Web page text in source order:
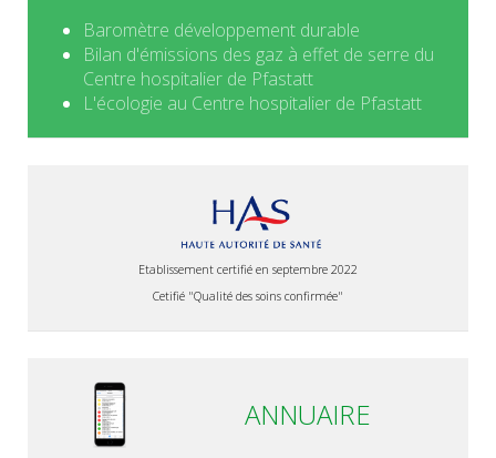
Baromètre développement durable
Bilan d'émissions des gaz à effet de serre du
Centre hospitalier de Pfastatt
L'écologie au Centre hospitalier de Pfastatt
Etablissement certifié en septembre 2022
Cetifié "Qualité des soins confirmée"
ANNUAIRE